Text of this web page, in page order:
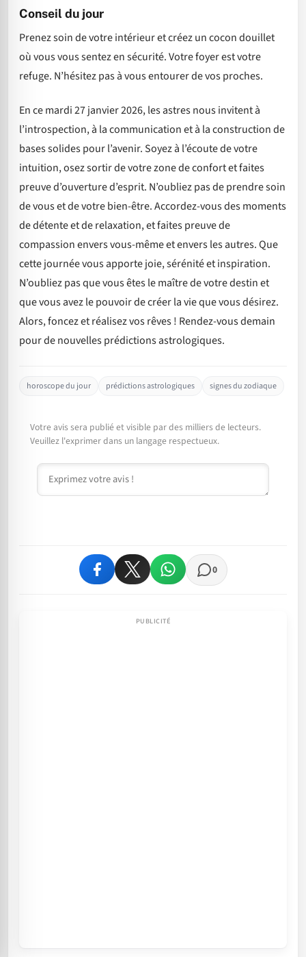
Conseil du jour
Prenez soin de votre intérieur et créez un cocon douillet
où vous vous sentez en sécurité. Votre foyer est votre
refuge. N’hésitez pas à vous entourer de vos proches.
En ce mardi 27 janvier 2026, les astres nous invitent à
l’introspection, à la communication et à la construction de
bases solides pour l’avenir. Soyez à l’écoute de votre
intuition, osez sortir de votre zone de confort et faites
preuve d’ouverture d’esprit. N’oubliez pas de prendre soin
de vous et de votre bien-être. Accordez-vous des moments
de détente et de relaxation, et faites preuve de
compassion envers vous-même et envers les autres. Que
cette journée vous apporte joie, sérénité et inspiration.
N’oubliez pas que vous êtes le maître de votre destin et
que vous avez le pouvoir de créer la vie que vous désirez.
Alors, foncez et réalisez vos rêves ! Rendez-vous demain
pour de nouvelles prédictions astrologiques.
horoscope du jour prédictions astrologiques signes du zodiaque
Votre avis sera publié et visible par des milliers de lecteurs.
Veuillez l'exprimer dans un langage respectueux.
Commentaire
0